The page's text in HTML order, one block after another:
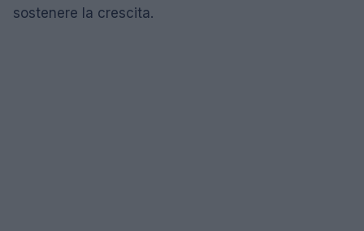
sostenere la crescita.